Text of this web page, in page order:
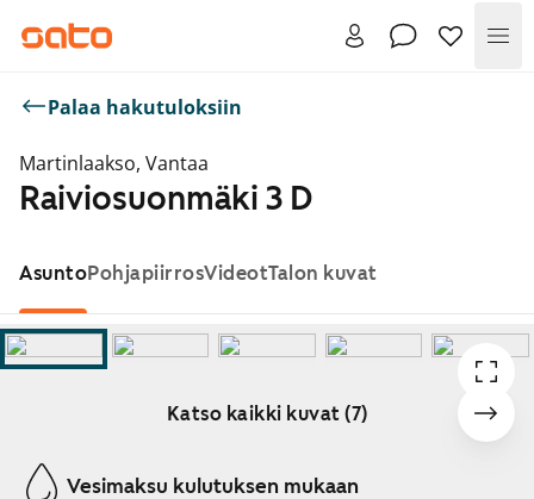
Palaa hakutuloksiin
Martinlaakso, Vantaa
Raiviosuonmäki 3 D
AsuntoPohjapiirrosVideotTalon kuvat
Katso kaikki kuvat (7)
Näytetään dia 1 / 7
Vesimaksu kulutuksen mukaan